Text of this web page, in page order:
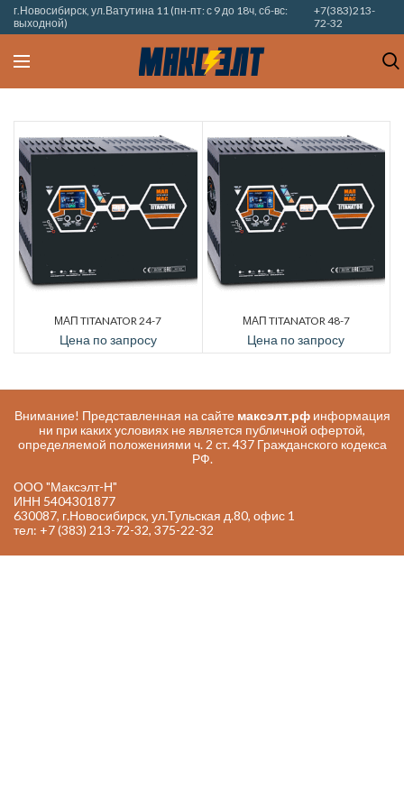
г.Новосибирск, ул.Ватутина 11 (пн-пт: с 9 до 18ч, сб-вс:
выходной)
+7(383)213-
72-32
МАП TITANATOR 24-7
Цена по запросу
МАП TITANATOR 48-7
Цена по запросу
Внимание! Представленная на сайте максэлт.рфинформация
ни при каких условиях не является публичной офертой,
определяемой положениями ч. 2 ст. 437 Гражданского кодекса
РФ.
ООО "Максэлт-Н"
ИНН 5404301877
630087, г.Новосибирск, ул.Тульская д.80, офис 1
тел: +7 (383) 213-72-32, 375-22-32